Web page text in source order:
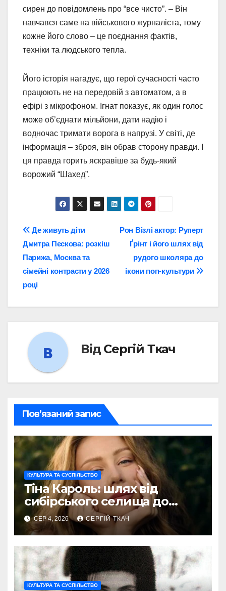
сирен до повідомлень про “все чисто”. – Він
навчався саме на військового журналіста, тому
кожне його слово – це поєднання фактів,
техніки та людського тепла.
Його історія нагадує, що герої сучасності часто
працюють не на передовій з автоматом, а в
ефірі з мікрофоном. Ігнат показує, як один голос
може об’єднати мільйони, дати надію і
водночас тримати ворога в напрузі. У світі, де
інформація – зброя, він обрав сторону правди. І
ця правда горить яскравіше за будь-який
ворожий “Шахед”.
Навігація
записів
Рон Візлі актор: Руперт
Ґрінт і його шлях від
рудого школяра до
ікони поп-культури
Де живуть діти
Дмитра Пєскова: розкіш
Парижа, Москва та
сімейні контрасти у 2026
році
Від Сергій Ткач
Пов’язаний запис
КУЛЬТУРА ТА СУСПІЛЬСТВО
Тіна Кароль: шлях від
сибірського селища до
голосу України
СЕР 4, 2026 СЕРГІЙ ТКАЧ
КУЛЬТУРА ТА СУСПІЛЬСТВО